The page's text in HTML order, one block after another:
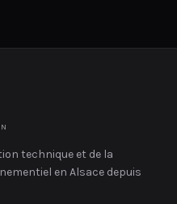
technique et de la
en Alsace depuis